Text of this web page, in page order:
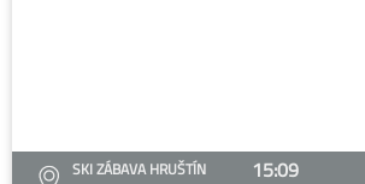
SKI ZÁBAVA HRUŠTÍN
15:09